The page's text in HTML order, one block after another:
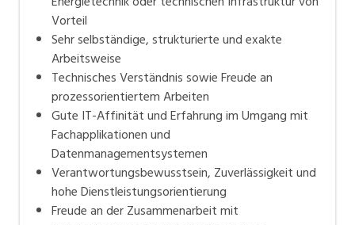
Vorteil
Sehr selbständige, strukturierte und exakte
Arbeitsweise
Technisches Verständnis sowie Freude an
prozessorientiertem Arbeiten
Gute IT-Affinität und Erfahrung im Umgang mit
Fachapplikationen und
Datenmanagementsystemen
Verantwortungsbewusstsein, Zuverlässigkeit und
hohe Dienstleistungsorientierung
Freude an der Zusammenarbeit mit